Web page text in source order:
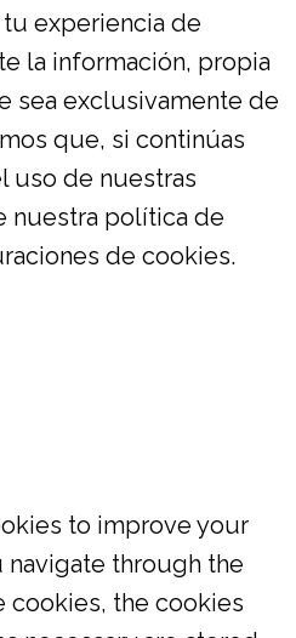
experiencia de
la información, propia
sea exclusivamente de
que, si continúas
uso de nuestras
nuestra política de
de cookies.
to improve your
through the
cookies, the cookies